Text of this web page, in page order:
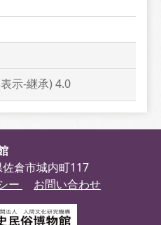
表示-継承) 4.0
倉市城内町117
ー
お問い合わせ